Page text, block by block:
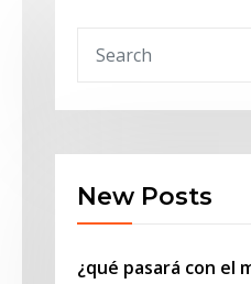
New Posts
¿qué pasará con el